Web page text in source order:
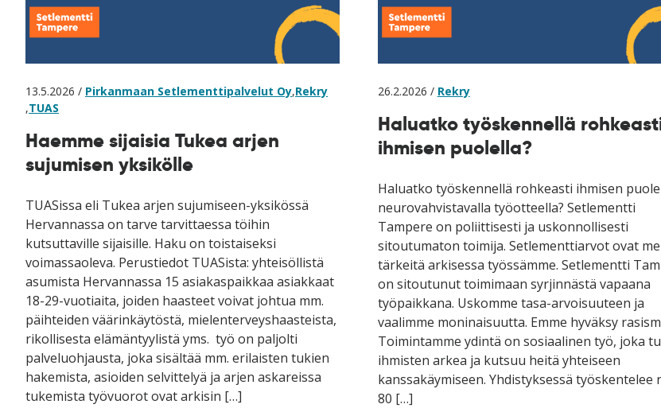
13.5.2026 / Pirkanmaan Setlementtipalvelut Oy,Rekry
,TUAS
Haemme sijaisia Tukea arjen
sujumisen yksikölle
TUASissa eli Tukea arjen sujumiseen-yksikössä
Hervannassa on tarve tarvittaessa töihin
kutsuttaville sijaisille. Haku on toistaiseksi
voimassaoleva. Perustiedot TUASista: yhteisöllistä
asumista Hervannassa 15 asiakaspaikkaa asiakkaat
18-29-vuotiaita, joiden haasteet voivat johtua mm.
päihteiden väärinkäytöstä, mielenterveyshaasteista,
rikollisesta elämäntyylistä yms. työ on paljolti
palveluohjausta, joka sisältää mm. erilaisten tukien
hakemista, asioiden selvittelyä ja arjen askareissa
tukemista työvuorot ovat arkisin […]
26.2.2026 / Rekry
Haluatko työskennellä
ihmisen puolella?
Haluatko työskennellä rohkeasti ihmisen
neurovahvistavalla työotteella? Setlementti
Tampere on poliittisesti ja uskonnollisesti
sitoutumaton toimija. Setlementtiarvot ovat
tärkeitä arkisessa työssämme. Setlementti
on sitoutunut toimimaan syrjinnästä vapaana
työpaikkana. Uskomme tasa-arvoisuuteen ja
vaalimme moninaisuutta. Emme hyväksy
Toimintamme ydintä on sosiaalinen työ, joka
ihmisten arkea ja kutsuu heitä yhteiseen
kanssakäymiseen. Yhdistyksessä työskentelee
80 […]